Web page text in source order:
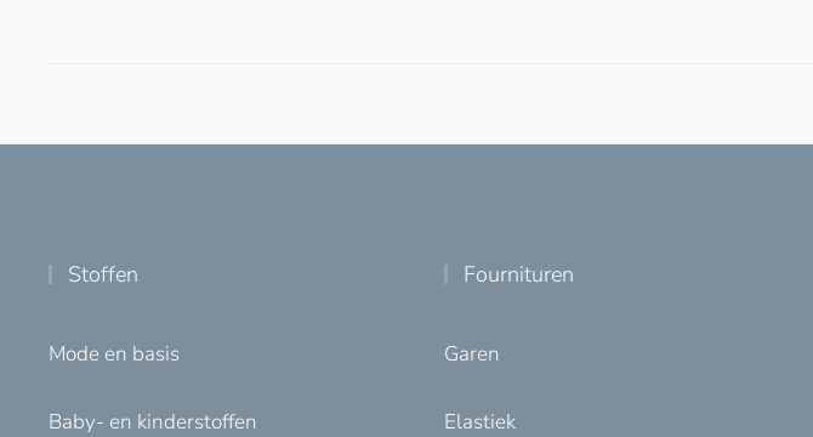
Stoffen
Mode en basis
Baby- en kinderstoffen
Fournituren
Garen
Elastiek